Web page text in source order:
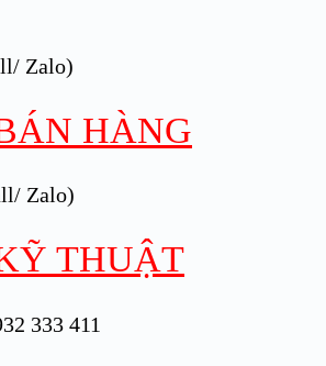
Zalo)
HÀNG
Zalo)
THUẬT
333 411